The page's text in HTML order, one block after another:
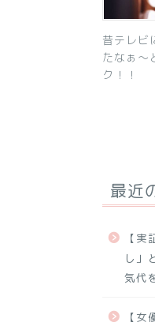
昔テレビ
たなぁ～
ク！！
最近
【
し」
気代
【